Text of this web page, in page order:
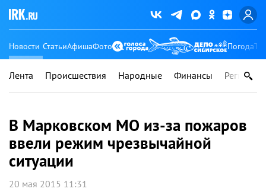
Новости СтатьиАфишаФото Погода
Лента Происшествия Народные Финансы Регионы
В Марковском МО из-за пожаров
ввели режим чрезвычайной
ситуации
20 мая 2015 11:31